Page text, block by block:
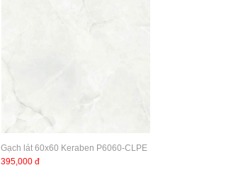
Gạch lát 60x60 Keraben P6060-CLPE
395,000 đ